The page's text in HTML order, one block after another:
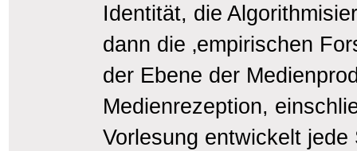
Identität, die
dann die ‚empirischen
der Ebene der
Medienrezeption,
Vorlesung entwickelt